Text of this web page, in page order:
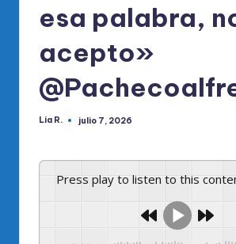
esa palabra,
acepto»
Publicado
Lia R. julio 7, 2026
Press play to listen to this